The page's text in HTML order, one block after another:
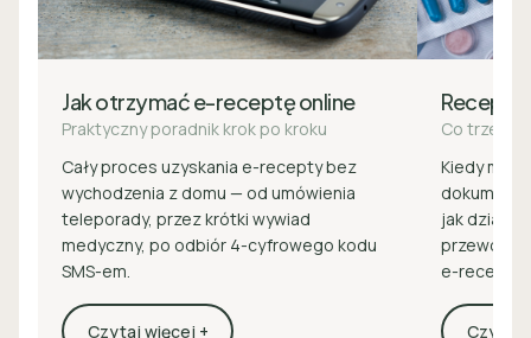
Jak otrzymać e-receptę online
Praktyczny poradnik krok po kroku
Cały proces uzyskania e-recepty bez
wychodzenia z domu — od umówienia
teleporady, przez krótki wywiad
medyczny, po odbiór 4-cyfrowego kodu
SMS-em.
Czytaj więcej +
Recepta
Co trzeba
Kiedy
jak działa
e-
Czytaj